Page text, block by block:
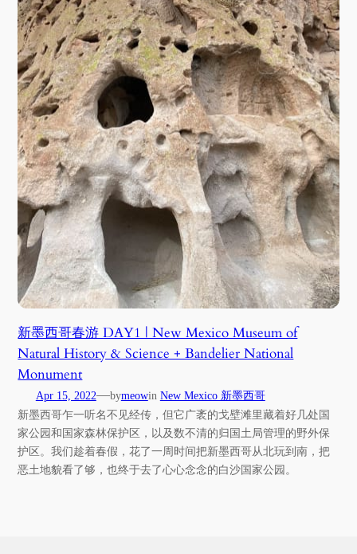
新墨西哥春游 DAY1 | New Mexico Museum of
Natural History & Science + Bandelier National
Monument
Apr 15, 2022—bymeowin New Mexico 新墨西哥
新墨西哥乍一听名不见经传，但它广袤的戈壁滩里藏着好几处国
家公园和国家森林保护区，以及数不清的归国土局管理的野外保
护区。我们趁着春假，花了一周时间把新墨西哥从北玩到南，把
恶土地貌看了够，也终于去了心心念念的白沙国家公园。